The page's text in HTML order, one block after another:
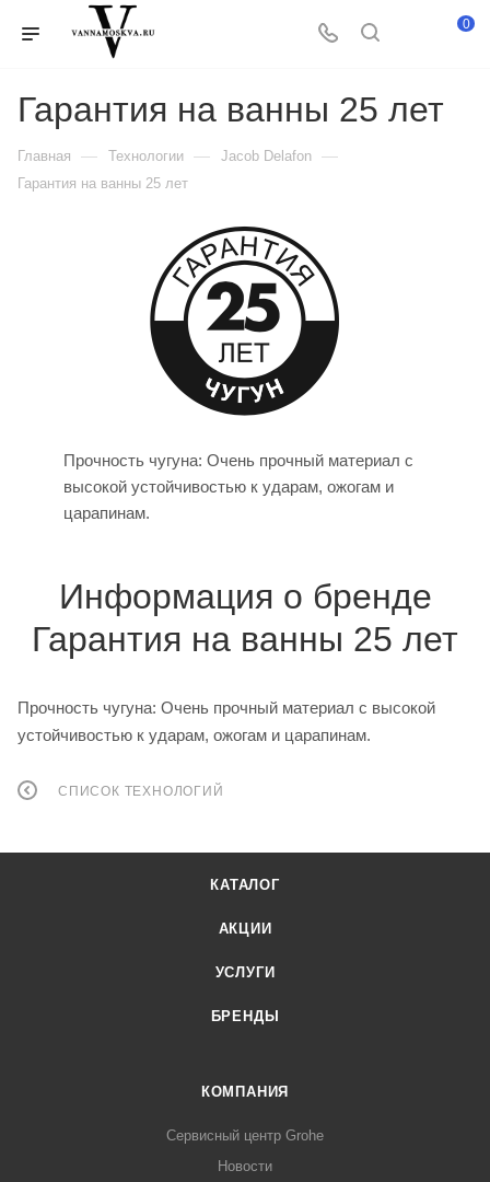
0
Гарантия на ванны 25 лет
Главная — Технологии — Jacob Delafon —
Гарантия на ванны 25 лет
Прочность чугуна: Очень прочный материал с
высокой устойчивостью к ударам, ожогам и
царапинам.
Информация о бренде
Гарантия на ванны 25 лет
Прочность чугуна: Очень прочный материал с высокой
устойчивостью к ударам, ожогам и царапинам.
СПИСОК ТЕХНОЛОГИЙ
КАТАЛОГ
АКЦИИ
УСЛУГИ
БРЕНДЫ
КОМПАНИЯ
Сервисный центр Grohe
Новости